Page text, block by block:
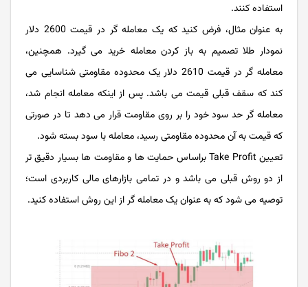
استفاده کنند.
به عنوان مثال، فرض کنید که یک معامله گر در قیمت 2600 دلار
نمودار طلا تصمیم به باز کردن معامله خرید می گیرد. همچنین،
معامله گر در قیمت 2610 دلار یک محدوده مقاومتی شناسایی می
کند که سقف قبلی قیمت می باشد. پس از اینکه معامله انجام شد،
معامله گر حد سود خود را بر روی مقاومت قرار می دهد تا در صورتی
که قیمت به آن محدوده مقاومتی رسید، معامله با سود بسته شود.
تعیین Take Profit براساس حمایت ها و مقاومت ها بسیار دقیق تر
از دو روش قبلی می باشد و در تمامی بازارهای مالی کاربردی است؛
توصیه می شود که به عنوان یک معامله گر از این روش استفاده کنید.